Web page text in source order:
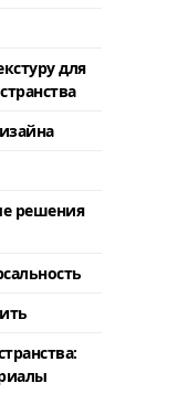
для
решения